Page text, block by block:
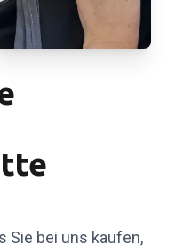
Sie bei uns kaufen,